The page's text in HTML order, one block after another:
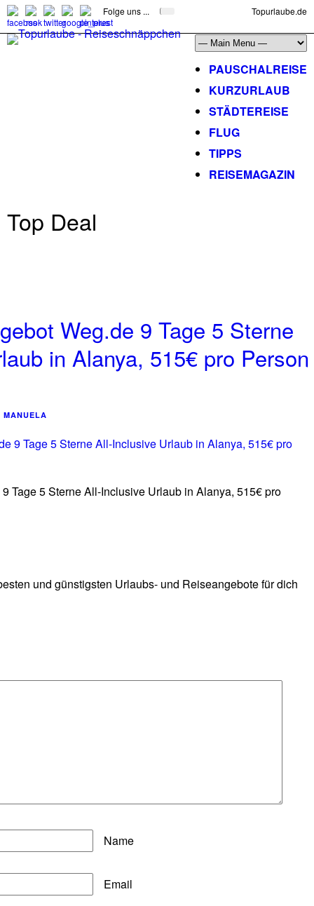
Folge uns ... Topurlaube.de
PAUSCHALREISE
KURZURLAUB
STÄDTEREISE
FLUG
TIPPS
REISEMAGAZIN
Top Deal
Weg.de 9 Tage 5 Sterne
in Alanya, 515€ pro Person
MANUELA
Tage 5 Sterne All-Inclusive Urlaub in Alanya, 515€ pro
und günstigsten Urlaubs- und Reiseangebote für dich
Name
Email